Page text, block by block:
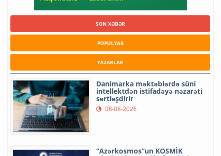
SON XƏBƏR
POPULYAR
YAZARLAR
Danimarka məktəblərdə süni
intellektdən istifadəyə nəzarəti
sərtləşdirir
08-08-2026
“Azərkosmos”un KOSMİK